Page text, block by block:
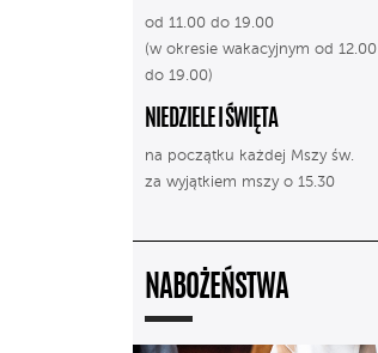
od 11.00 do 19.00
(w okresie wakacyjnym od 12.00
do 19.00)
NIEDZIELE I ŚWIĘTA
na początku każdej Mszy św.
za wyjątkiem mszy o 15.30
NABOŻEŃSTWA